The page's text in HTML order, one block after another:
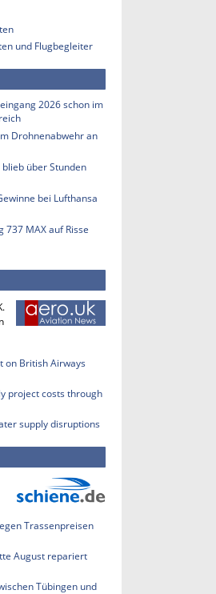
und Flugbegleiter
2026 schon im
Drohnenabwehr an
über Stunden
bei Lufthansa
737 MAX auf Risse
on British Airways
project costs through
supply disruptions
Trassenpreisen
August repariert
Tübingen und